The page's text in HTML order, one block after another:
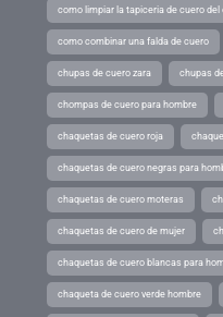
como limpiar la tapiceria de cuero del
como combinar una falda de cuero
chupas de cuero zara chupas
chompas de cuero para hombre
chaquetas de cuero roja
chaquetas de cuero negras para
chaquetas de cuero moteras
chaquetas de cuero de mujer
chaquetas de cuero blancas para
chaqueta de cuero verde hombre